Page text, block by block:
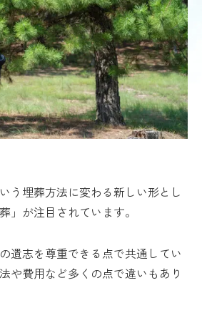
う埋葬方法に変わる新しい形とし
」が注目されています。
遺志を尊重できる点で共通してい
や費用など多くの点で違いもあり